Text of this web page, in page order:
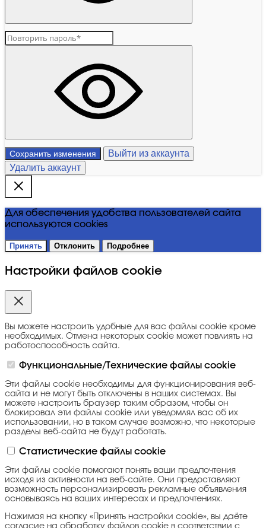
Сохранить изменения
Выйти из аккаунта
Удалить аккаунт
Для обеспечения удобства пользователей сайта
используются cookies
Принять Отклонить Подробнее
Настройки файлов cookie
Вы можете настроить удобные для вас файлы cookie кроме
необходимых. Отмена некоторых cookie может повлиять на
работоспособность сайта.
Функциональные/Технические файлы cookie
Эти файлы cookie необходимы для функционирования веб-
сайта и не могут быть отключены в наших системах. Вы
можете настроить браузер таким образом, чтобы он
блокировал эти файлы cookie или уведомлял вас об их
использовании, но в таком случае возможно, что некоторые
разделы веб-сайта не будут работать.
Статистические файлы cookie
Эти файлы cookie помогают понять ваши предпочтения
исходя из активности на веб-сайте. Они предоставляют
возможность персонализировать рекламные объявления
основываясь на ваших интересах и предпочтениях.
Нажимая на кнопку «Принять настройки cookie», вы даёте